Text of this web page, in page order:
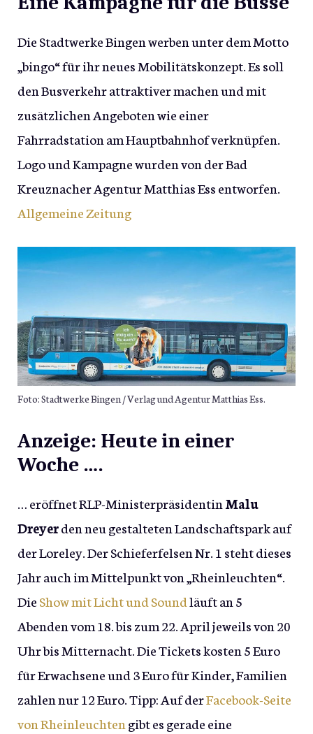
Die Stadtwerke Bingen werben unter dem Motto
„bingo“ für ihr neues Mobilitätskonzept. Es soll
den Busverkehr attraktiver machen und mit
zusätzlichen Angeboten wie einer
Fahrradstation am Hauptbahnhof verknüpfen.
Logo und Kampagne wurden von der Bad
Kreuznacher Agentur Matthias Ess entworfen.
Allgemeine Zeitung
Foto: Stadtwerke Bingen / Verlag und Agentur Matthias Ess.
Anzeige: Heute in einer
Woche ….
… eröffnet RLP-Ministerpräsidentin Malu
Dreyerden neu gestalteten Landschaftspark auf
der Loreley. Der Schieferfelsen Nr. 1 steht dieses
Jahr auch im Mittelpunkt von „Rheinleuchten“.
DieShow mit Licht und Soundläuft an 5
Abenden vom 18. bis zum 22. April jeweils von 20
Uhr bis Mitternacht. Die Tickets kosten 5 Euro
für Erwachsene und 3 Euro für Kinder, Familien
zahlen nur 12 Euro. Tipp: Auf derFacebook-Seite
von Rheinleuchten gibt es gerade eine